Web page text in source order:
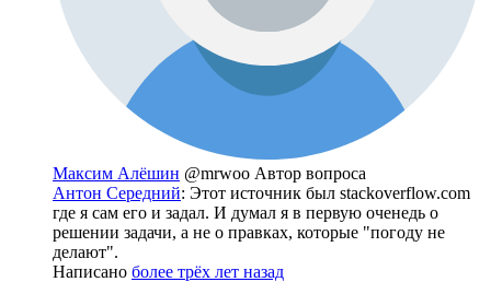
Максим Алёшин @mrwoo Автор вопроса
Антон Середний: Этот источник был stackoverflow.com
где я сам его и задал. И думал я в первую оченедь о
решении задачи, а не о правках, которые "погоду не
делают".
Написано более трёх лет назад